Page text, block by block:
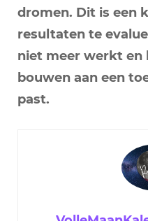
dromen. Dit is een
resultaten te
niet meer werkt en
bouwen aan een
past.